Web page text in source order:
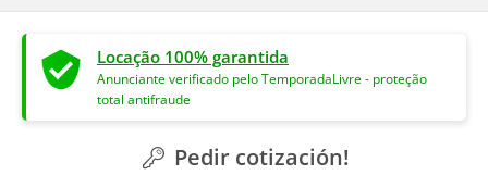
Locação 100% garantida
Anunciante verificado pelo TemporadaLivre - proteção
total antifraude
Pedir cotización!